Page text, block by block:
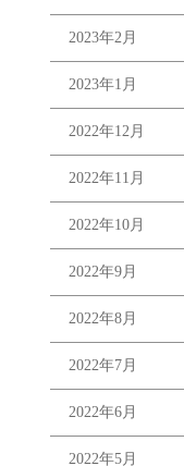
2023年2月
2023年1月
2022年12月
2022年11月
2022年10月
2022年9月
2022年8月
2022年7月
2022年6月
2022年5月